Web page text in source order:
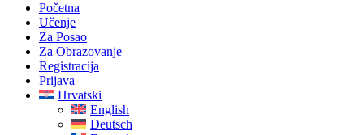
Početna
Učenje
Za Posao
Za Obrazovanje
Registracija
Prijava
Hrvatski
English
Deutsch